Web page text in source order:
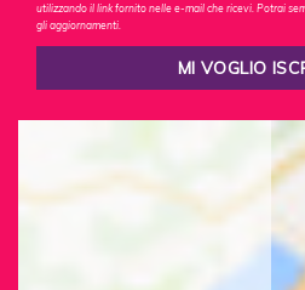
utilizzando il link fornito nelle e-mail che ricevi. Potrai
gli aggiornamenti.